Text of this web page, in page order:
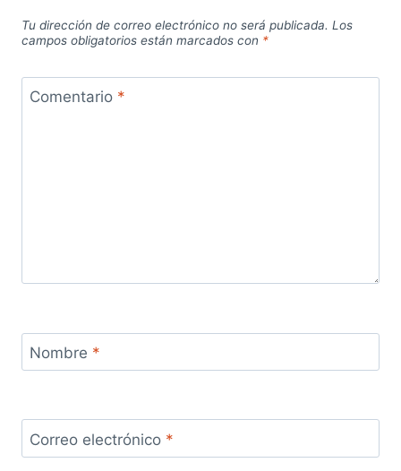
Tu dirección de correo electrónico no será publicada. Los
campos obligatorios están marcados con *
Comentario *
Nombre *
Correo electrónico *